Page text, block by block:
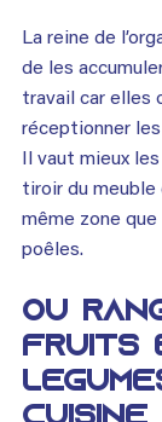
La reine de
de les
travail car elles
réceptionner
Il vaut mieux
tiroir du meuble
même zone
poêles.
OÙ
FRUITS